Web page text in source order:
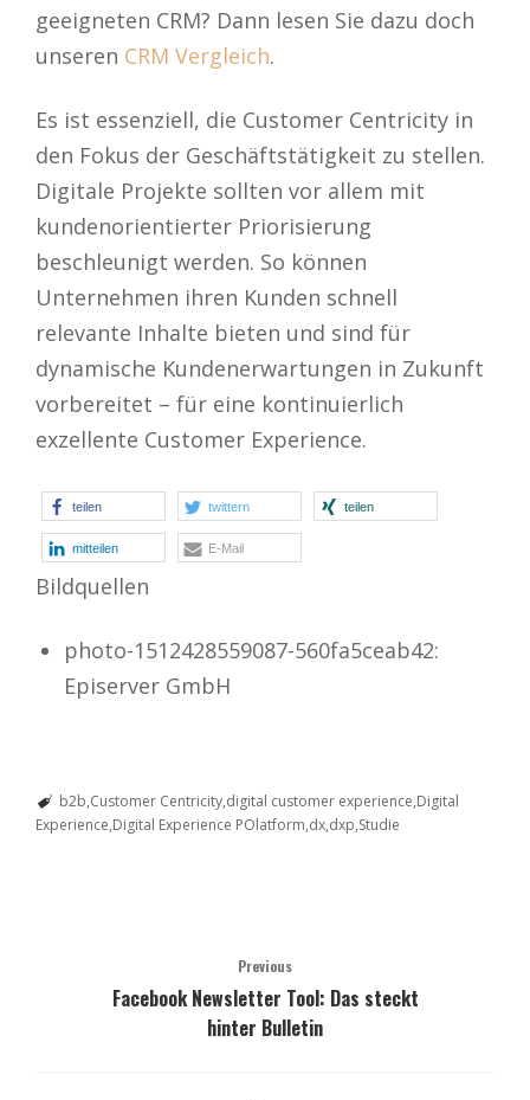
geeigneten CRM? Dann lesen Sie dazu doch
unseren CRM Vergleich.
Es ist essenziell, die Customer Centricity in
den Fokus der Geschäftstätigkeit zu stellen.
Digitale Projekte sollten vor allem mit
kundenorientierter Priorisierung
beschleunigt werden. So können
Unternehmen ihren Kunden schnell
relevante Inhalte bieten und sind für
dynamische Kundenerwartungen in Zukunft
vorbereitet – für eine kontinuierlich
exzellente Customer Experience.
teilen twittern teilen
mitteilen E-Mail
Bildquellen
photo-1512428559087-560fa5ceab42:
Episerver GmbH
b2b Customer Centricity digital customer experience Digital
Experience Digital Experience POlatform dx dxp Studie
Previous
Facebook Newsletter Tool: Das steckt
hinter Bulletin